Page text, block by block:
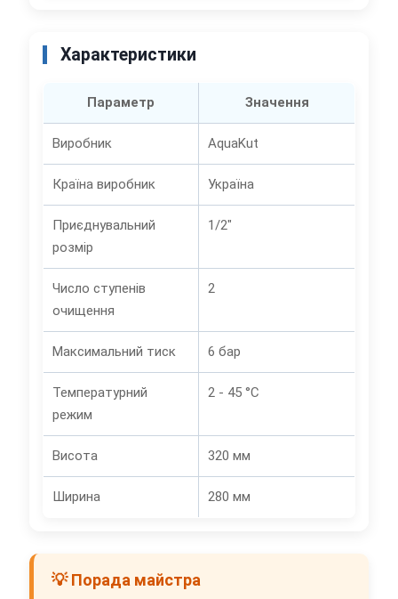
Характеристики
Параметр Значення
Виробник AquaKut
Країна виробник Україна
Приєднувальний
розмір
1/2"
Число ступенів
очищення
2
Максимальний тиск 6 бар
Температурний
режим
2 - 45 °C
Висота 320 мм
Ширина 280 мм
💡 Порада майстра